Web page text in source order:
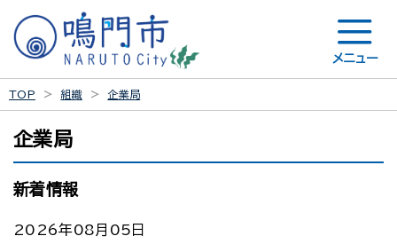
メニュー
TOP 組織 企業局
企業局
新着情報
2026年08月05日